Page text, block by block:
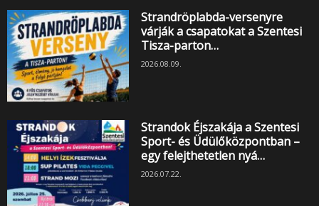
Strandröplabda-versenyre
várják a csapatokat a Szentesi
Tisza-parton…
2026.08.09.
Strandok Éjszakája a Szentesi
Sport- és Üdülőközpontban –
egy felejthetetlen nyá…
2026.07.22.